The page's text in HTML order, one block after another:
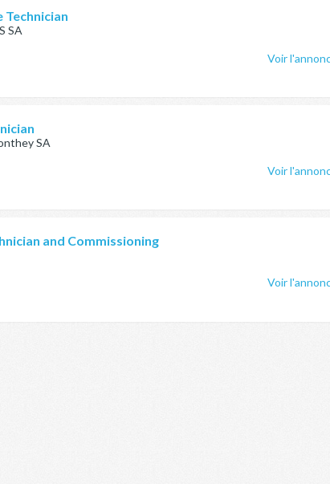
Technician
SA
Voir
SA
Voir
and Commissioning
Voir